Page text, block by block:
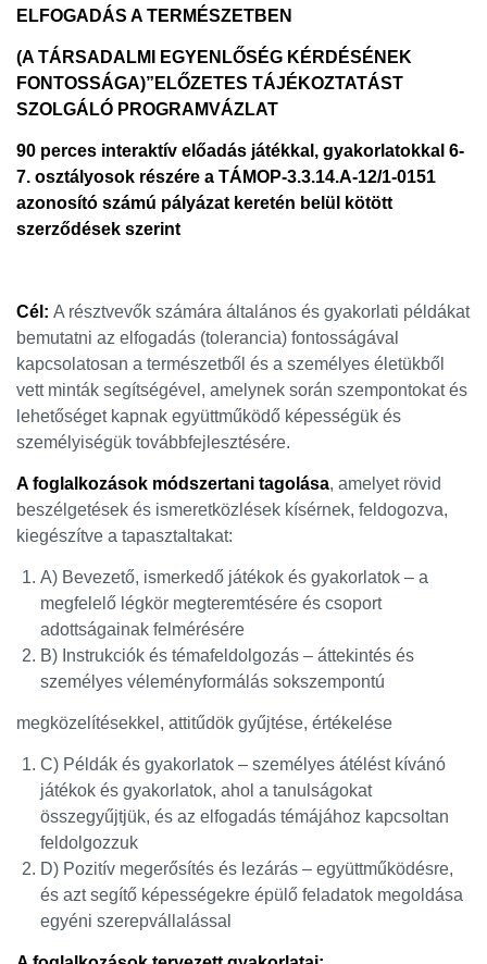
E LFOGADÁS A TERMÉSZETBEN
(A TÁRSADALMI EGYENLŐSÉG KÉRDÉSÉNEK
FONTOSSÁGA)” ELŐZETES TÁJÉKOZTATÁST
SZOLGÁLÓ PROGRAMVÁZLAT
90 perces interaktív előadás játékkal, gyakorlatokkal 6-
7. osztályosok részére a TÁMOP-3.3.14.A-12/1-0151
azonosító számú pályázat keretén belül kötött
szerződések szerint
Cél: A résztvevők számára általános és gyakorlati példákat
bemutatni az elfogadás (tolerancia) fontosságával
kapcsolatosan a természetből és a személyes életükből
vett minták segítségével, amelynek során szempontokat és
lehetőséget kapnak együttműködő képességük és
személyiségük továbbfejlesztésére.
A foglalkozások módszertani tagolása, amelyet rövid
beszélgetések és ismeretközlések kísérnek, feldogozva,
kiegészítve a tapasztaltakat:
A) Bevezető, ismerkedő játékok és gyakorlatok – a
megfelelő légkör megteremtésére és csoport
adottságainak felmérésére
B) Instrukciók és témafeldolgozás – áttekintés és
személyes véleményformálás sokszempontú
megközelítésekkel, attitűdök gyűjtése, értékelése
C) Példák és gyakorlatok – személyes átélést kívánó
játékok és gyakorlatok, ahol a tanulságokat
összegyűjtjük, és az elfogadás témájához kapcsoltan
feldolgozzuk
D) Pozitív megerősítés és lezárás – együttműködésre,
és azt segítő képességekre épülő feladatok megoldása
egyéni szerepvállalással